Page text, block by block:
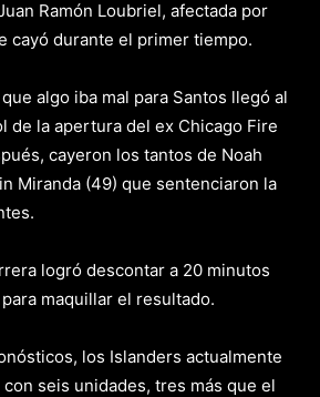
Ramón Loubriel, afectada por
cayó durante el primer tiempo.
algo iba mal para Santos llegó al
de la apertura del ex Chicago Fire
cayeron los tantos de Noah
Miranda (49) que sentenciaron la
logró descontar a 20 minutos
maquillar el resultado.
los Islanders actualmente
seis unidades, tres más que el